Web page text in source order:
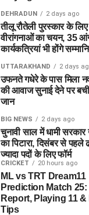
DEHRADUN 2 days ago
तीलू रौतेली पुरस्कार के
वीरांगनाओं का चयन, 35
कार्यकत्रियां भी होंगे
UTTARAKHAND 2 days
उफनते गधेरे के पास मिला
की आवाज सुनाई देने पर
जान
BIG NEWS 2 days ago
चुनावी साल में धामी सरकार
का पिटारा, दिसंबर से पहले
ज्यादा पदों के लिए फॉर्म
CRICKET 20 hours ago
ML vs TRT Dream11
Prediction Match
Report, Playing 11
Tips